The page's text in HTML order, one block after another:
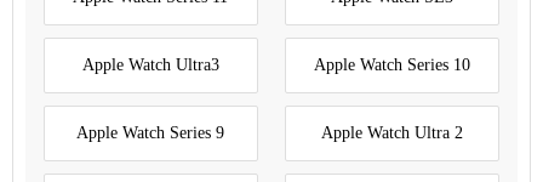
Apple Watch Ultra3 Apple Watch Series 10
Apple Watch Series 9 Apple Watch Ultra 2